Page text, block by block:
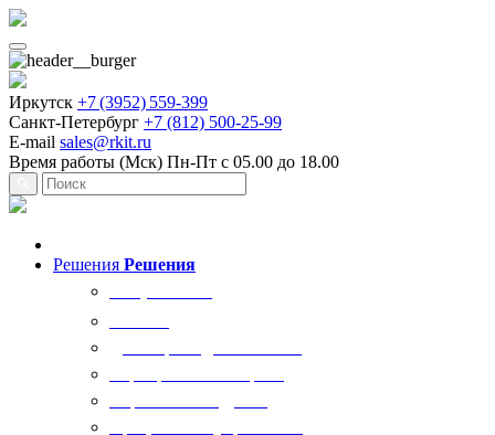
Иркутск +7 (3952) 559-399
Санкт-Петербург +7 (812) 500-25-99
E-mail sales@rkit.ru
Время работы (Мск) Пн-Пт с 05.00 до 18.00
Решения Решения